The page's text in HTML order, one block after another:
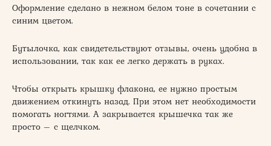
Оформление сделано в нежном белом тоне в сочетании с
синим цветом.
Бутылочка, как свидетельствуют отзывы, очень удобна в
использовании, так как ее легко держать в руках.
Чтобы открыть крышку флакона, ее нужно простым
движением откинуть назад. При этом нет необходимости
помогать ногтями. А закрывается крышечка так же
просто – с щелчком.